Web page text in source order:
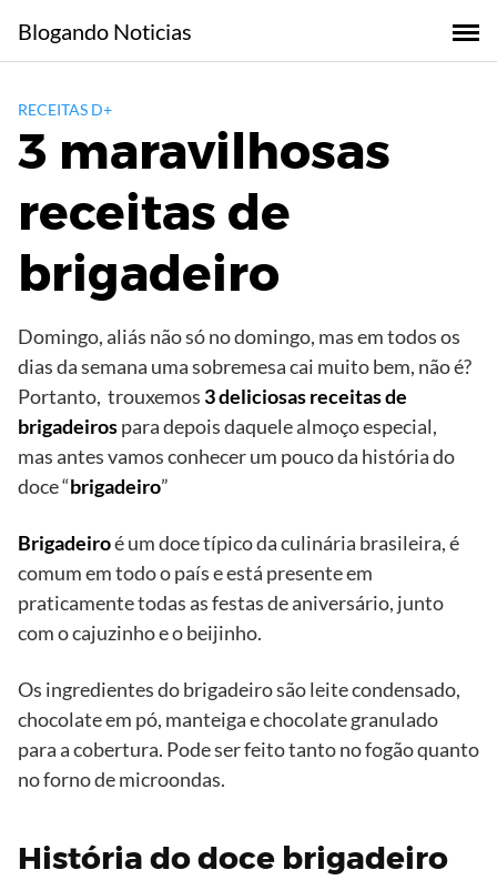
content
Blogando Noticias
RECEITAS D+
3 maravilhosas
receitas de
brigadeiro
Domingo, aliás não só no domingo, mas em todos os
dias da semana uma sobremesa cai muito bem, não é?
Portanto, trouxemos 3 deliciosas receitas de
brigadeirospara depois daquele almoço especial,
mas antes vamos conhecer um pouco da história do
doce “brigadeiro”
Brigadeiroé um doce típico da culinária brasileira, é
comum em todo o país e está presente em
praticamente todas as festas de aniversário, junto
com o cajuzinho e o beijinho.
Os ingredientes do brigadeiro são leite condensado,
chocolate em pó, manteiga e chocolate granulado
para a cobertura. Pode ser feito tanto no fogão quanto
no forno de microondas.
História do doce brigadeiro